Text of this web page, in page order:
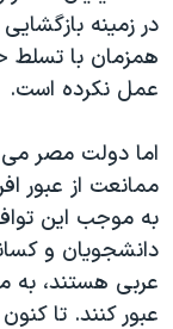
حقوق شهروندی
اقتصادی
علم و فناوری
اسرائیل در جنگ
گالری عکس
آرشیو پخش زنده
انتخابات ریاست
حمله جمهوری
رمز مهسا
ورزش زنان در
اعتراضات زن،
مجموعه مستندهای
دادگاه حمید نوری
در زمينه
همزمان با تسلط
عمل نکرده است.
اما دولت مصر
ممانعت از عبور
به موجب اين
دانشجويان و
عربی هستند، به
عبور کنند. تا